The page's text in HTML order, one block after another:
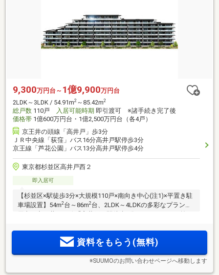
9,300万円台～ 1億9,900万円台
2LDK～3LDK / 54.91m2 ～85.42m2
総戸数 110戸 入居可能時期 即引渡可 ※諸手続き完了後
価格帯 1億600万円台・1億2,500万円台（各4戸）
京王井の頭線「高井戸」歩3分
ＪＲ中央線「荻窪」バス16分高井戸駅停歩3分
京王線「芦花公園」バス13分高井戸駅停歩4分
東京都杉並区高井戸西２
即入居可
【杉並区×駅徒歩3分×大規模110戸×南向き中心(注1)×平置き駐
車場設置】54m2 台～86m2 台、2LDK～4LDKの多彩なプランを
用意。京王井の頭線「高井戸」駅徒歩3分。エントランス前に
化。渋谷へ18分、吉祥寺へ9分と快適な通勤利便を叶える邸宅
資料をもらう(無料)
※SUUMOのお問い合わせページへ移動します